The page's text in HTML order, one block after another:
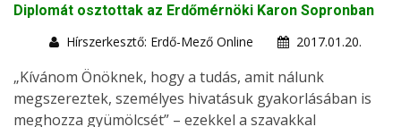
Diplomát osztottak az Erdőmérnöki Karon Sopronban
Hírszerkesztő: Erdő-Mező Online
2017.01.20.
„Kívánom Önöknek, hogy a tudás, amit nálunk
megszereztek, személyes hivatásuk gyakorlásában is
meghozza gyümölcsét” – ezekkel a szavakkal